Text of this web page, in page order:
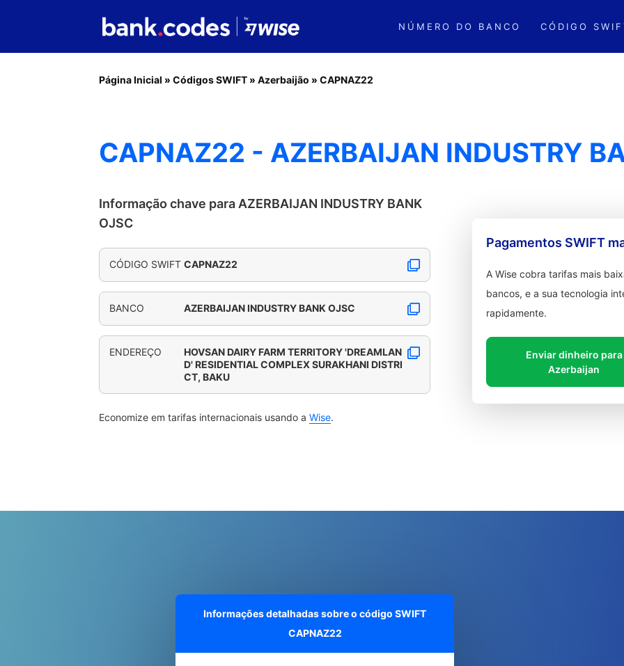
NÚMERO DO BANCO CÓDIGO
Página Inicial » Códigos SWIFT » Azerbaijão » CAPNAZ22
CAPNAZ22 - AZERBAIJAN INDUSTRY
Informação chave para AZERBAIJAN INDUSTRY BANK
OJSC
CÓDIGO SWIFT CAPNAZ22
BANCO AZERBAIJAN INDUSTRY BANK OJSC
ENDEREÇO
HOVSAN DAIRY FARM TERRITORY 'DREAMLAN
D' RESIDENTIAL COMPLEX SURAKHANI DISTRI
CT, BAKU
Economize em tarifas internacionais usando a Wise.
Pagamentos SWIFT
A Wise cobra tarifas mais
bancos, e a sua tecnologia
rapidamente.
Enviar dinheiro para
Azerbaijan
Informações detalhadas sobre o código SWIFT
CAPNAZ22